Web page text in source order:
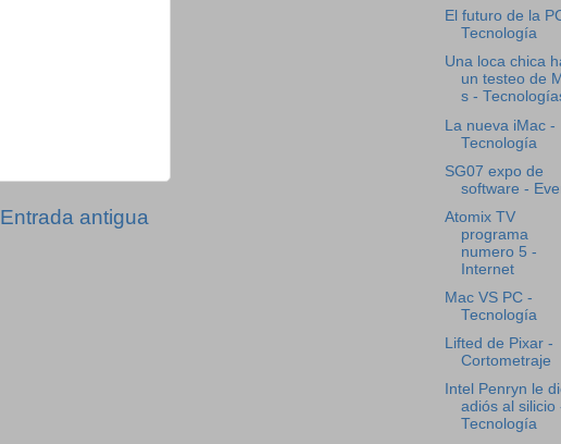
Entrada antigua
El futuro de la
Tecnología
Una loca chica
un testeo de
s -
La nueva iMac -
Tecnología
SG07 expo de
software -
Atomix TV
programa
numero 5 -
Internet
Mac VS PC -
Tecnología
Lifted de Pixar -
Cortometraje
Intel Penryn le
adiós al silicio
Tecnología